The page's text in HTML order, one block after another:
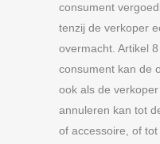
consument
tenzij de verkoper
overmacht. Artikel
consument kan de
ook als de
annuleren kan tot
of accessoire, of